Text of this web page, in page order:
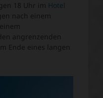
18 Uhr im Hotel
nach einem
angrenzenden
Ende eines langen